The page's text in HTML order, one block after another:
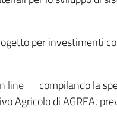
per investimenti
line
compilando la
Agricolo di AGREA,